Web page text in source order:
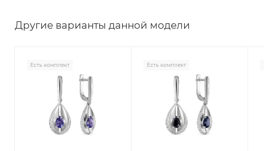
Другие варианты данной модели
Есть комплект Есть комплект